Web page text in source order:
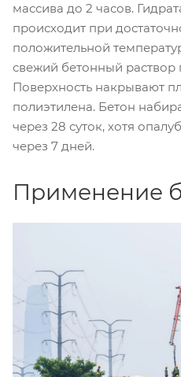
массива до 2 часов.
происходит при
положительной
свежий бетонный раствор
Поверхность накрывают
полиэтилена. Бетон
через 28 суток, хотя
через 7 дней.
Применение